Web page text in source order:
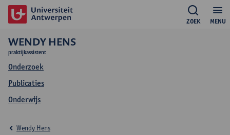
MENU
ZOEK
WENDY HENS
praktijkassistent
Onderzoek
Publicaties
Onderwijs
Wendy Hens